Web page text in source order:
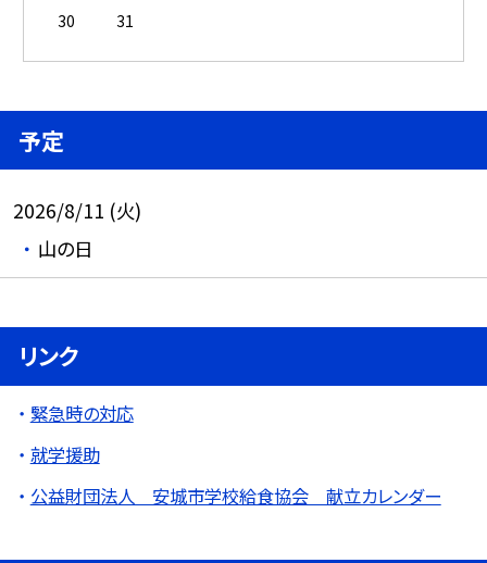
30
31
予定
2026/8/11 (火)
山の日
リンク
緊急時の対応
就学援助
公益財団法人 安城市学校給食協会 献立カレンダー